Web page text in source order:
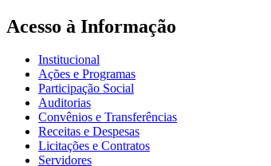
Acesso à Informação
Institucional
Ações e Programas
Participação Social
Auditorias
Convênios e Transferências
Receitas e Despesas
Licitações e Contratos
Servidores